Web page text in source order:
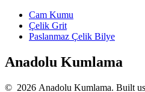
Cam Kumu
Çelik Grit
Paslanmaz Çelik Bilye
Anadolu Kumlama
© 2026 Anadolu Kumlama. Built